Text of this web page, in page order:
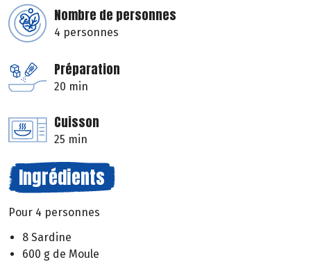
Nombre de personnes
4 personnes
Préparation
20 min
Cuisson
25 min
Ingrédients
Pour 4 personnes
8 Sardine
600 g de Moule